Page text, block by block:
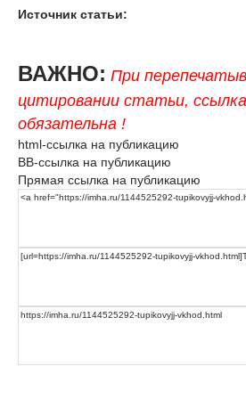
Источник статьи:
ВАЖНО: При
цитировании статьи,
обязательна !
html-ссылка на публикацию
BB-ссылка на публикацию
Прямая ссылка на публикацию